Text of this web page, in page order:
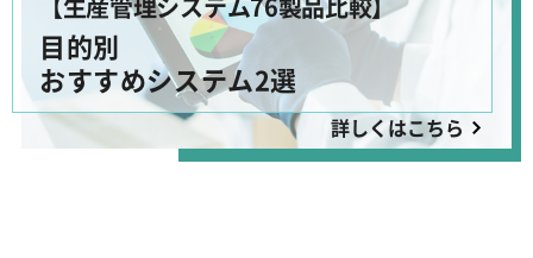
目的別
おすすめシステム2選
詳しくはこちら